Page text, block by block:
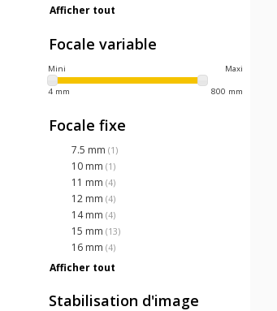
Afficher tout
Focale variable
Mini Maxi
4 mm 800 mm
Focale fixe
7.5 mm (1)
10 mm (1)
11 mm (4)
12 mm (4)
14 mm (4)
15 mm (13)
16 mm (4)
Afficher tout
Stabilisation d'image